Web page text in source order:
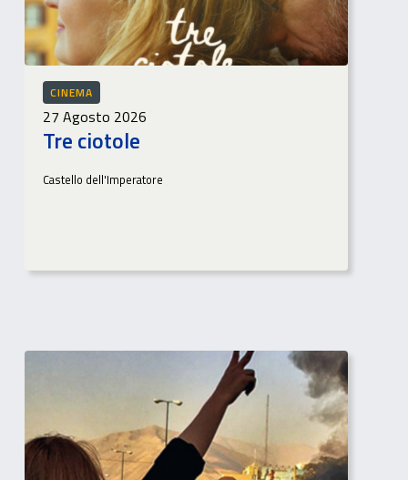
CINEMA
27 Agosto 2026
Tre ciotole
Castello dell'Imperatore